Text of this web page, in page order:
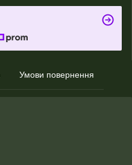
Умови повернення